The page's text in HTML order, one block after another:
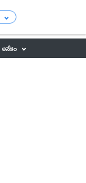
అనేకం